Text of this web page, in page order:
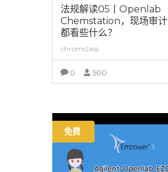
法规解读05丨Openlab
Chemstation，现场审计
都看些什么？
chromclass
0 500
免费